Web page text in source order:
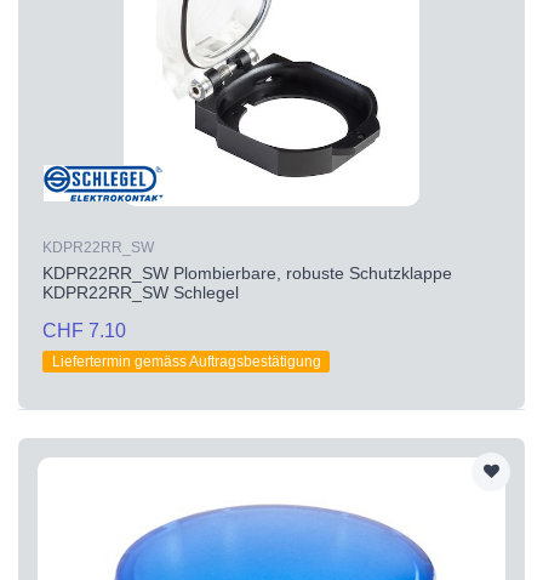
KDPR22RR_SW
KDPR22RR_SW Plombierbare, robuste Schutzklappe
KDPR22RR_SW Schlegel
CHF 7.10
Liefertermin gemäss Auftragsbestätigung